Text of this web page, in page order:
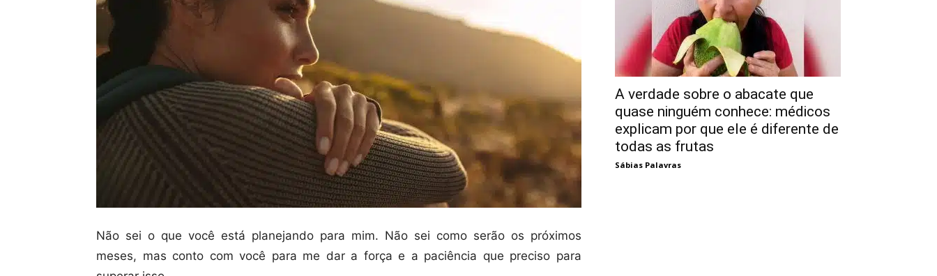
Não sei o que você está planejando para mim. Não sei como serão os próximos
meses, mas conto com você para me dar a força e a paciência que preciso para
A verdade sobre o abacate que
quase ninguém conhece: médicos
explicam por que ele é diferente de
todas as frutas
Sábias Palavras